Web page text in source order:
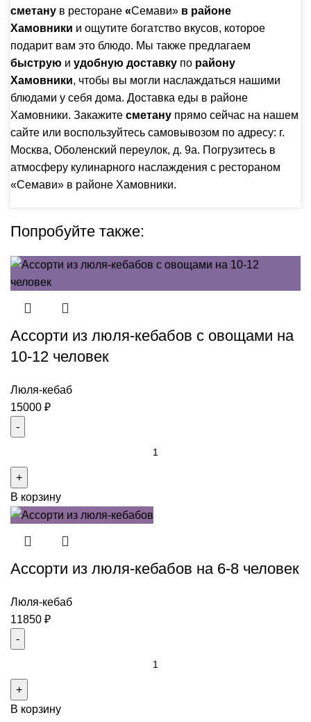
сметану в ресторане «Семави» в районе
Хамовники и ощутите богатство вкусов, которое
подарит вам это блюдо. Мы также предлагаем
быструю и удобную доставку по району
Хамовники, чтобы вы могли наслаждаться нашими
блюдами у себя дома. Доставка еды в районе
Хамовники. Закажите сметану прямо сейчас на нашем
сайте или воспользуйтесь самовывозом по адресу: г.
Москва, Оболенский переулок, д. 9а. Погрузитесь в
атмосферу кулинарного наслаждения с рестораном
«Семави» в районе Хамовники.
Попробуйте также:
Ассорти из люля-кебабов с овощами на
10-12 человек
Люля-кебаб
15000 ₽
Ассорти
из
люля-
овощами
10-
12
человек
В корзину
Ассорти из люля-кебабов на 6-8 человек
Люля-кебаб
11850 ₽
Ассорти
из
В корзину